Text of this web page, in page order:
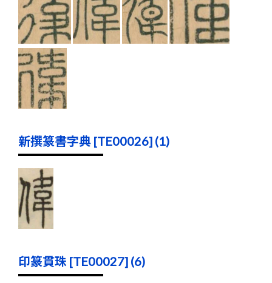
新撰篆書字典 [TE00026] (1)
印篆貫珠 [TE00027] (6)